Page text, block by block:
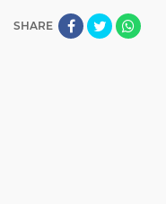
SHARE